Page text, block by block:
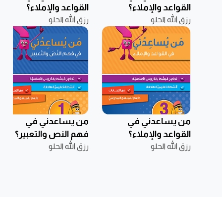
القواعد والإملاء؟
سنوات
رزق الله الحلو
القواعد والإملاء؟
سنوات
رزق الله الحلو
من يساعدني في
القواعد والإملاء؟
رزق الله الحلو
من يساعدني في
فهم النص والتعبير؟
رزق الله الحلو